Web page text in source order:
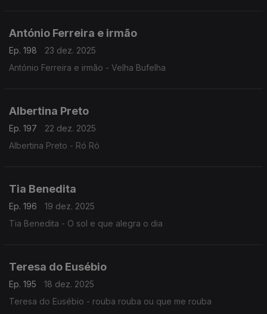
António Ferreira e irmão
Ep. 198
23 dez. 2025
António Ferreira e irmão - Velha Bufelha
Albertina Preto
Ep. 197
22 dez. 2025
Albertina Preto - Ró Ró
Tia Benedita
Ep. 196
19 dez. 2025
Tia Benedita - O sol e que alegra o dia
Teresa do Eusébio
Ep. 195
18 dez. 2025
Teresa do Eusébio - rouba rouba ou que me rouba